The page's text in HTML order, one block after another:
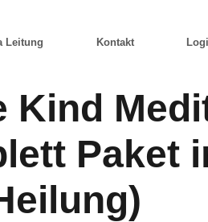
Leitung Kontakt
Kind
Paket